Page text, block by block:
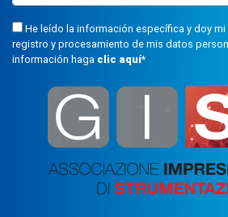
He leído la información específica y doy
registro y procesamiento de mis datos
información haga clic aquí*